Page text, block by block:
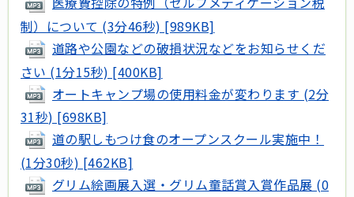
制）について (3分46秒) [989KB]
道路や公園などの破損状況などをお知らせくだ
さい (1分15秒) [400KB]
オートキャンプ場の使用料金が変わります (2分
31秒) [698KB]
道の駅しもつけ食のオープンスクール実施中！
(1分30秒) [462KB]
グリム絵画展入選・グリム童話賞入賞作品展 (0